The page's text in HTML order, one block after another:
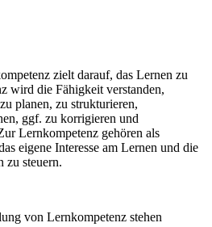
zielt darauf, das Lernen zu
wird die Fähigkeit verstanden,
planen, zu strukturieren,
ggf. zu korrigieren und
Lernkompetenz gehören als
eigene Interesse am Lernen und die
zu steuern.
von Lernkompetenz stehen